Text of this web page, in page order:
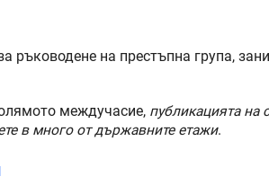
ръководене на престъпна група,
междучасие, публикацията
в много от държавните етажи.